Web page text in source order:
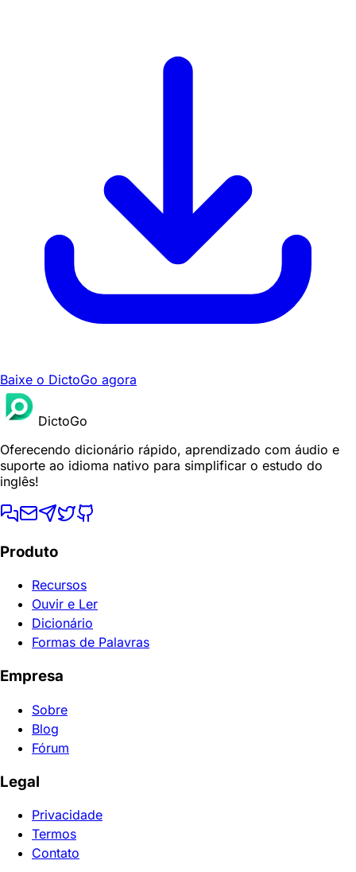
Baixe o DictoGo agora
DictoGo
Oferecendo dicionário rápido, aprendizado com áudio e
suporte ao idioma nativo para simplificar o estudo do
inglês!
Produto
Recursos
Ouvir e Ler
Dicionário
Formas de Palavras
Empresa
Sobre
Blog
Fórum
Legal
Privacidade
Termos
Contato